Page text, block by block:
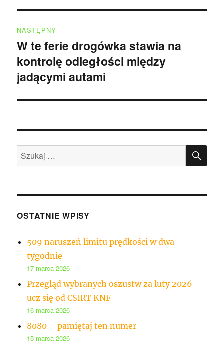
NASTĘPNY
Następny
wpis:
W te ferie drogówka stawia na
kontrolę odległości między
jadącymi autami
Szukaj:
OSTATNIE WPISY
509 naruszeń limitu prędkości w dwa
tygodnie
17 marca 2026
Przegląd wybranych oszustw za luty 2026 –
ucz się od CSIRT KNF
16 marca 2026
8080 – pamiętaj ten numer
15 marca 2026